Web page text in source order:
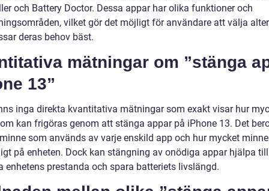
och Battery Doctor. Dessa appar har olika funktioner och
vilket gör det möjligt för användare att välja
deras behov bäst.
mätningar om ”stänga
13”
inga direkta kvantitativa mätningar som exakt visar hur
kan frigöras genom att stänga appar på iPhone 13. Det
som används av varje enskild app och hur mycket
på enheten. Dock kan stängning av onödiga appar hjälpa
enhetens prestanda och spara batteriets livslängd.